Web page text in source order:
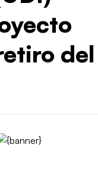
del